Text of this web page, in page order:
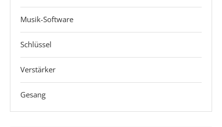
Musik-Software
Schlüssel
Verstärker
Gesang